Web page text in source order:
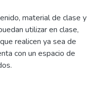
material de clase y
utilizar en clase,
realicen ya sea de
con un espacio de